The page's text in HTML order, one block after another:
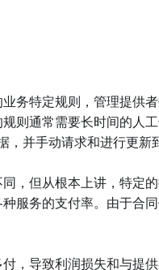
务特定规则，管理提供
则通常需要长时间的人
，并手动请求和进行更新
，但从根本上讲，特定
服务的支付率。由于合
，导致利润损失和与提